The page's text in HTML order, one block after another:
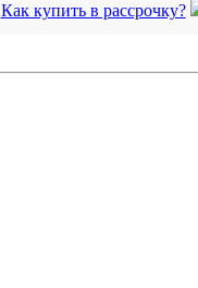
Как купить в рассрочку?